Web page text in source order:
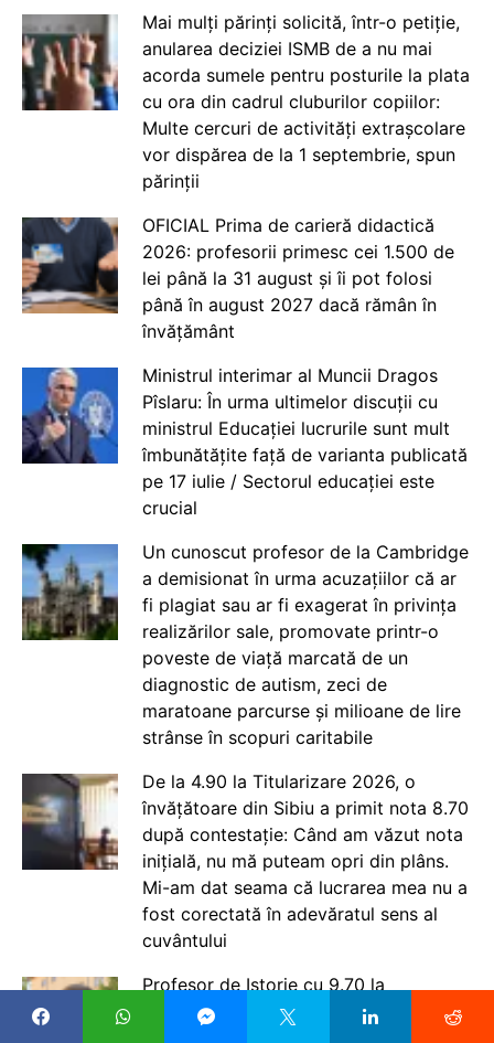
Mai mulți părinți solicită, într-o petiție,
anularea deciziei ISMB de a nu mai
acorda sumele pentru posturile la plata
cu ora din cadrul cluburilor copiilor:
Multe cercuri de activități extrașcolare
vor dispărea de la 1 septembrie, spun
părinții
OFICIAL Prima de carieră didactică
2026: profesorii primesc cei 1.500 de
lei până la 31 august și îi pot folosi
până în august 2027 dacă rămân în
învățământ
Ministrul interimar al Muncii Dragos
Pîslaru: În urma ultimelor discuții cu
ministrul Educației lucrurile sunt mult
îmbunătățite față de varianta publicată
pe 17 iulie / Sectorul educației este
crucial
Un cunoscut profesor de la Cambridge
a demisionat în urma acuzațiilor că ar
fi plagiat sau ar fi exagerat în privința
realizărilor sale, promovate printr-o
poveste de viață marcată de un
diagnostic de autism, zeci de
maratoane parcurse și milioane de lire
strânse în scopuri caritabile
De la 4.90 la Titularizare 2026, o
învățătoare din Sibiu a primit nota 8.70
după contestație: Când am văzut nota
inițială, nu mă puteam opri din plâns.
Mi-am dat seama că lucrarea mea nu a
fost corectată în adevăratul sens al
cuvântului
Profesor de Istorie cu 9.70 la
Titularizare 2026: Nu prea sunt mari